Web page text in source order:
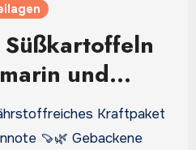
und
Der goldene
Blech
Kraftpaket
🍠🌿 Gebackene